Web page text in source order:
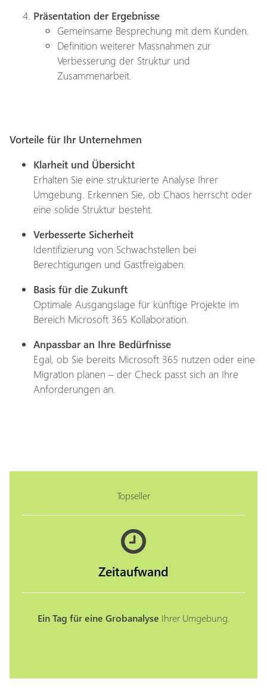
Präsentation der Ergebnisse
Gemeinsame Besprechung mit dem Kunden.
Definition weiterer Massnahmen zur
Verbesserung der Struktur und
Zusammenarbeit.
Vorteile für Ihr Unternehmen
Klarheit und Übersicht
Erhalten Sie eine strukturierte Analyse Ihrer
Umgebung. Erkennen Sie, ob Chaos herrscht oder
eine solide Struktur besteht.
Verbesserte Sicherheit
Identifizierung von Schwachstellen bei
Berechtigungen und Gastfreigaben.
Basis für die Zukunft
Optimale Ausgangslage für künftige Projekte im
Bereich Microsoft 365 Kollaboration.
Anpassbar an Ihre Bedürfnisse
Egal, ob Sie bereits Microsoft 365 nutzen oder eine
Migration planen – der Check passt sich an Ihre
Anforderungen an.
Topseller
Zeitaufwand
Ein Tag für eine Grobanalyse Ihrer Umgebung.